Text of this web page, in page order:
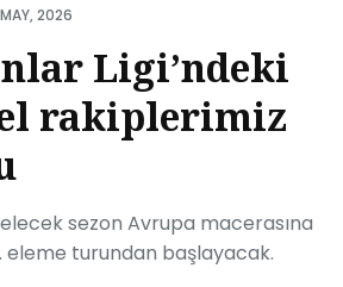
2026
Ligi’ndeki
rakiplerimiz
sezon Avrupa macerasına
eleme turundan başlayacak.